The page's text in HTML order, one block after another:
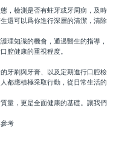
檢測是否有蛀牙或牙周病，及時
還可以爲你進行深層的清潔，清除
知識的機會，通過醫生的指導，
腔健康的重視程度。
刷與牙膏、以及定期進行口腔檢
都應積極采取行動，從日常生活的
，更是全面健康的基礎。讓我們
考